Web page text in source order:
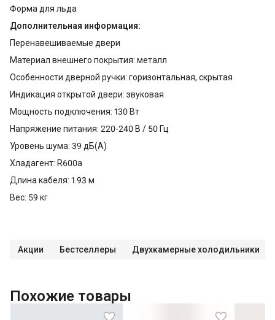
Форма для льда
Дополнительная информация:
Перенавешиваемые двери
Материал внешнего покрытия: металл
Особенности дверной ручки: горизонтальная, скрытая
Индикация открытой двери: звуковая
Мощность подключения: 130 Вт
Напряжение питания: 220-240 В / 50 Гц
Уровень шума: 39 дБ(А)
Хладагент: R600a
Длина кабеля: 1.93 м
Вес: 59 кг
Акции Бестселлеры Двухкамерные холодильники
Похожие товары